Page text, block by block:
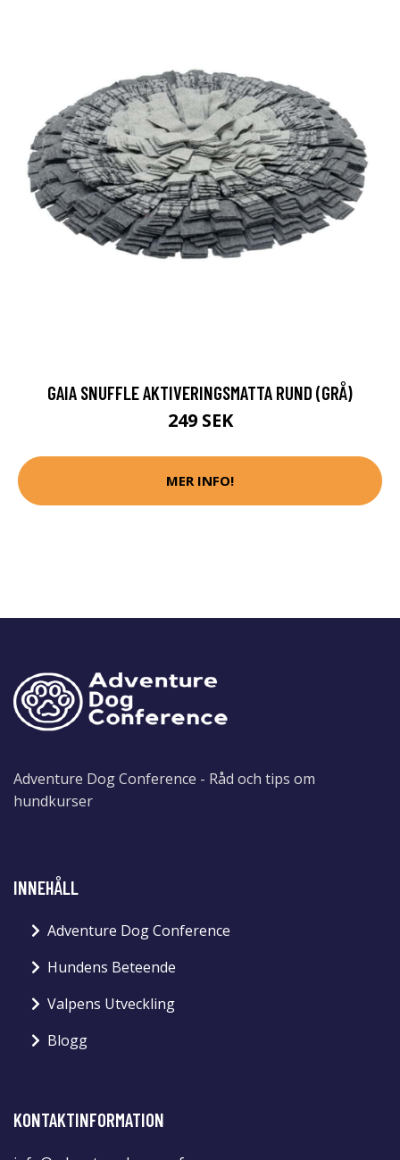
GAIA SNUFFLE AKTIVERINGSMATTA RUND (GRÅ)
249 SEK
MER INFO!
Adventure Dog Conference - Råd och tips om
hundkurser
INNEHÅLL
Adventure Dog Conference
Hundens Beteende
Valpens Utveckling
Blogg
KONTAKTINFORMATION